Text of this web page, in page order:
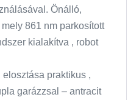
Önálló,
861 nm parkosított
kialakítva , robot
praktikus ,
garázzsal – antracit